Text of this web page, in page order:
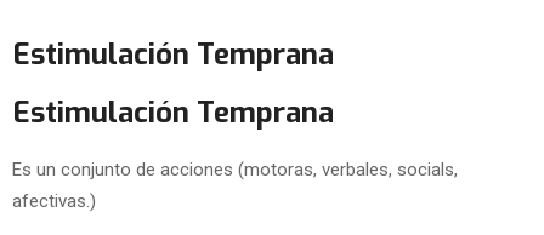
Estimulación Temprana
Estimulación Temprana
Es un conjunto de acciones (motoras, verbales, socials,
afectivas.)